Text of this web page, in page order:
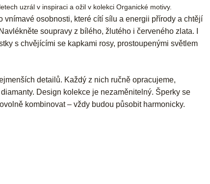
uzrál v inspiraci a ožil v kolekci Organické motivy.
vnímavé osobnosti, které cítí sílu a energii přírody a chtějí
soupravy z bílého, žlutého i červeného zlata. I
s chvějícími se kapkami rosy, prostoupenými světlem
detailů. Každý z nich ručně opracujeme,
Design kolekce je nezaměnitelný. Šperky se
kombinovat – vždy budou působit harmonicky.